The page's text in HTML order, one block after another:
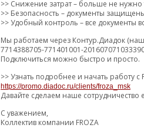
>> Снижение затрат – больше не нужно
>> Безопасность – документы
>> Удобный контроль – все документы
Мы работаем через Контур.Диадок
7714388705-771401001-
Подключиться можно быстро и просто.
>> Узнать подробнее и начать работу
https://promo.diadoc.ru/clients/froza_msk
Давайте сделаем наше
С уважением,
Коллектив компании FROZA